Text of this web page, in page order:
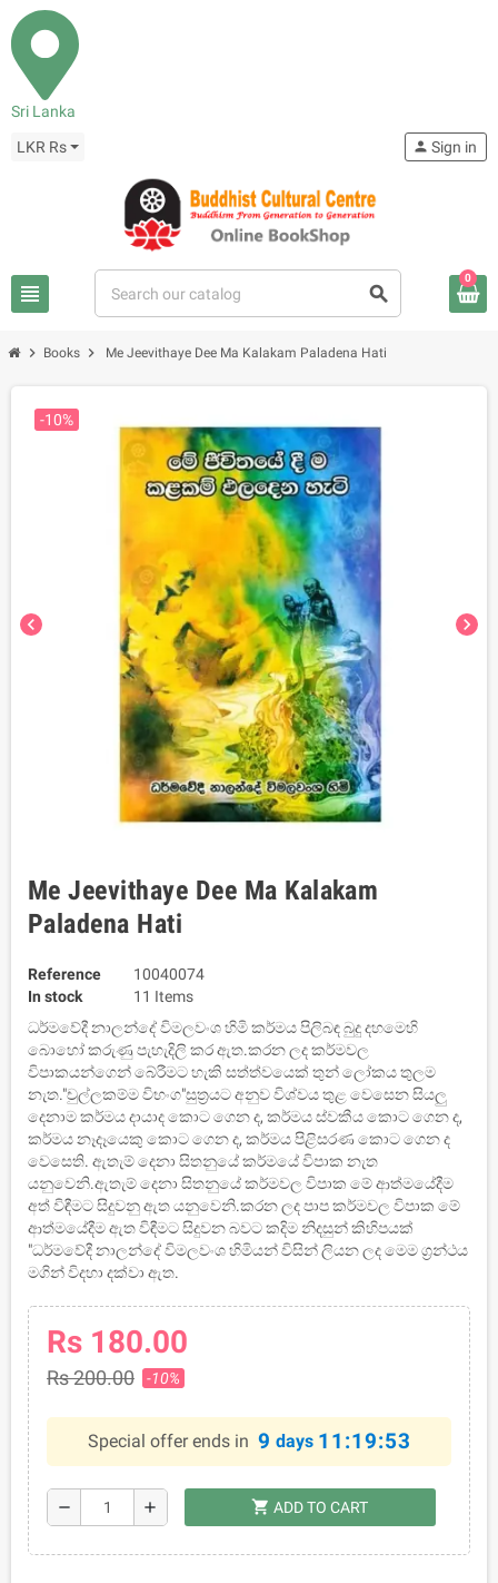
Sri Lanka
LKR Rs
view_headline search
person Sign in
0
chevron_right Books chevron_right Me Jeevithaye Dee Ma Kalakam Paladena Hati
chevron_left chevron_right
-10%
Me Jeevithaye Dee Ma Kalakam
Paladena Hati
Reference
10040074
In stock
11 Items
ධර්මවේදී නාලන්දේ විමලවංශ හිමි කර්මය පිලිබඳ බුදු දහමෙහි
බොහෝ කරුණු පැහැදිලි කර ඇත.කරන ලද කර්මවල
විපාකයන්ගෙන් බේරීමට හැකි සත්ත්වයෙක් තුන් ලෝකය තුලම
නැත."චුල්ලකම්ම විභංග"සුත්‍රයට අනුව විශ්වය තුළ වෙසෙන සියලු
දෙනාම කර්මය දායාද කොට ගෙන ද, කර්මය ස්වකීය කොට ගෙන ද,
කර්මය නෑදෑයෙකු කොට ගෙන ද, කර්මය පිළිසරණ කොට ගෙන ද
වෙසෙති. ඇතැම් දෙනා සිතනුයේ කර්මයේ විපාක නැත
යනුවෙනි.ඇතැම් දෙනා සිතනුයේ කර්මවල විපාක මේ ආත්මයේදීම
අත් විඳීමට සිදුවනු ඇත යනුවෙනි.කරන ලද පාප කර්මවල විපාක මේ
ආත්මයේදීම ඇත විඳීමට සිදුවන බවට කදිම නිදසුන් කිහිපයක්
"ධර්මවේදී නාලන්දේ විමලවංශ හිමියන් විසින් ලියන ලද මෙම ග්‍රන්ථය
මගින් විදහා දක්වා ඇත.
Rs 180.00
Rs 200.00 -10%
Special offer ends in 9 days 11:19:53
remove add shopping_cart ADD TO CART